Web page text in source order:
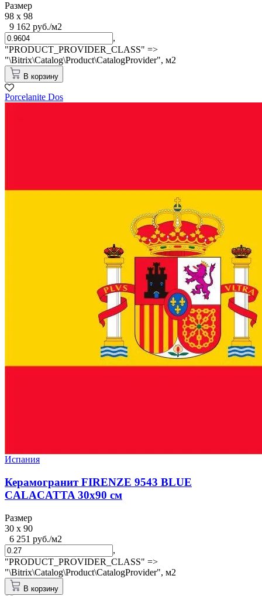
Размер
98 x 98
9 162 руб./м2
,
"PRODUCT_PROVIDER_CLASS" =>
"\Bitrix\Catalog\Product\CatalogProvider", м2
В корзину
Porcelanite Dos
Испания
Керамогранит FIRENZE 9543 BLUE
CALACATTA 30x90 см
Размер
30 x 90
6 251 руб./м2
,
"PRODUCT_PROVIDER_CLASS" =>
"\Bitrix\Catalog\Product\CatalogProvider", м2
В корзину